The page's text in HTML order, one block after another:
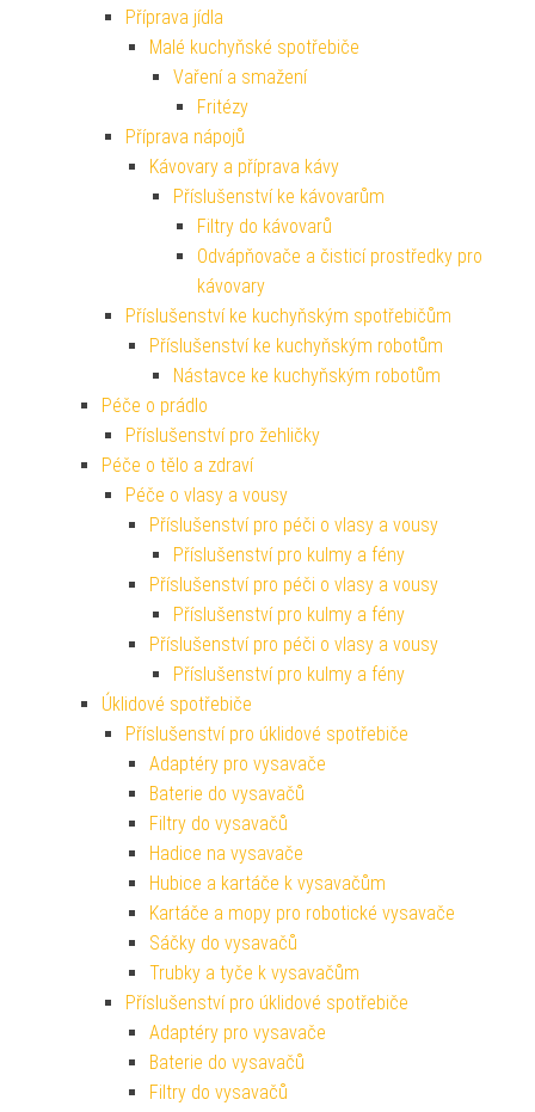
Příprava jídla
Malé kuchyňské spotřebiče
Vaření a smažení
Fritézy
Příprava nápojů
Kávovary a příprava kávy
Příslušenství ke kávovarům
Filtry do kávovarů
Odvápňovače a čisticí prostředky pro
kávovary
Příslušenství ke kuchyňským spotřebičům
Příslušenství ke kuchyňským robotům
Nástavce ke kuchyňským robotům
Péče o prádlo
Příslušenství pro žehličky
Péče o tělo a zdraví
Péče o vlasy a vousy
Příslušenství pro péči o vlasy a vousy
Příslušenství pro kulmy a fény
Příslušenství pro péči o vlasy a vousy
Příslušenství pro kulmy a fény
Příslušenství pro péči o vlasy a vousy
Příslušenství pro kulmy a fény
Úklidové spotřebiče
Příslušenství pro úklidové spotřebiče
Adaptéry pro vysavače
Baterie do vysavačů
Filtry do vysavačů
Hadice na vysavače
Hubice a kartáče k vysavačům
Kartáče a mopy pro robotické vysavače
Sáčky do vysavačů
Trubky a tyče k vysavačům
Příslušenství pro úklidové spotřebiče
Adaptéry pro vysavače
Baterie do vysavačů
Filtry do vysavačů